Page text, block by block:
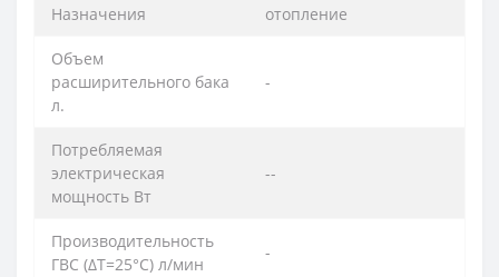
Назначения отопление
Объем
расширительного бака
л.
-
Потребляемая
электрическая
мощность Вт
--
Производительность
ГВС (ΔT=25°C) л/мин
-